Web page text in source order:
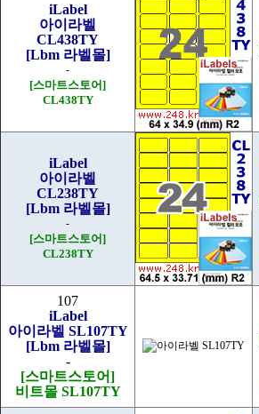
iLabel
아이라벨
CL438TY
[Lbm 라벨몰]
-
[스마트스토어]
CL438TY
iLabel
아이라벨
CL238TY
[Lbm 라벨몰]
-
[스마트스토어]
CL238TY
107
iLabel
아이라벨 SL107TY
[Lbm 라벨몰]
-
[스마트스토어]
비트몰 SL107TY